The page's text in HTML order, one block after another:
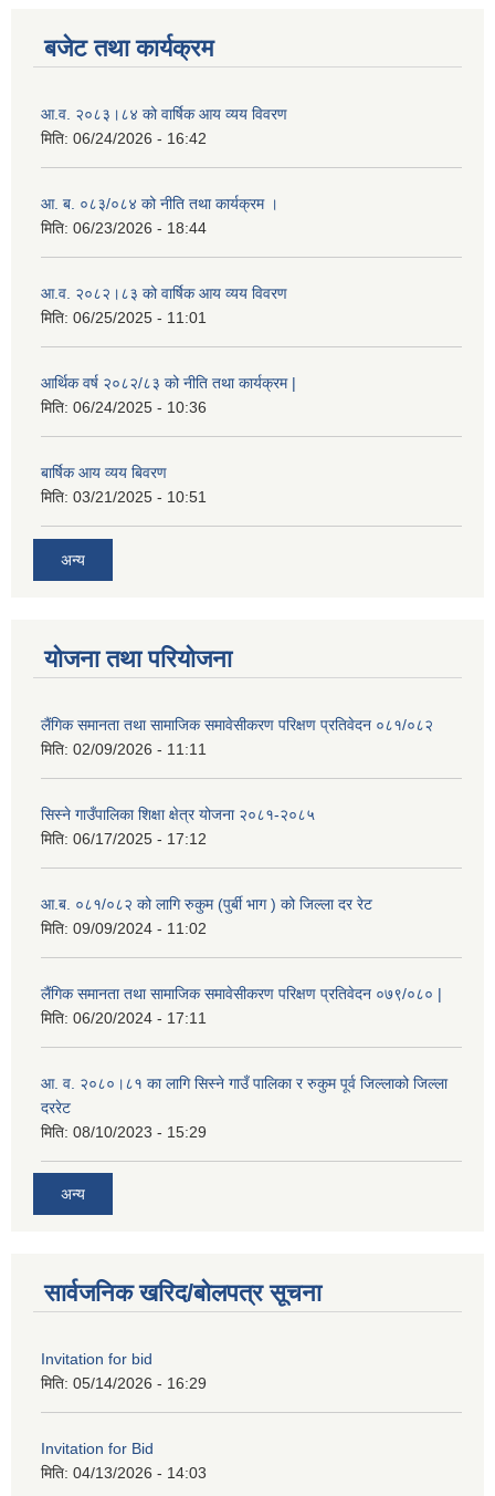
बजेट तथा कार्यक्रम
आ.व. २०८३।८४ को वार्षिक आय व्यय विवरण
मिति: 06/24/2026 - 16:42
आ. ब. ०८३/०८४ को नीति तथा कार्यक्रम ।
मिति: 06/23/2026 - 18:44
आ.व. २०८२।८३ को वार्षिक आय व्यय विवरण
मिति: 06/25/2025 - 11:01
आर्थिक वर्ष २०८२/८३ को नीति तथा कार्यक्रम |
मिति: 06/24/2025 - 10:36
बार्षिक आय व्यय बिवरण
मिति: 03/21/2025 - 10:51
अन्य
योजना तथा परियोजना
लैंगिक समानता तथा सामाजिक समावेसीकरण परिक्षण प्रतिवेदन ०८१/०८२
मिति: 02/09/2026 - 11:11
सिस्ने गाउँपालिका शिक्षा क्षेत्र योजना २०८१-२०८५
मिति: 06/17/2025 - 17:12
आ.ब. ०८१/०८२ को लागि रुकुम (पुर्बी भाग ) को जिल्ला दर रेट
मिति: 09/09/2024 - 11:02
लैंगिक समानता तथा सामाजिक समावेसीकरण परिक्षण प्रतिवेदन ०७९/०८० |
मिति: 06/20/2024 - 17:11
आ. व. २०८०।८१ का लागि सिस्ने गाउँ पालिका र रुकुम पूर्व जिल्लाको जिल्ला
दररेट
मिति: 08/10/2023 - 15:29
अन्य
सार्वजनिक खरिद/बोलपत्र सूचना
Invitation for bid
मिति: 05/14/2026 - 16:29
Invitation for Bid
मिति: 04/13/2026 - 14:03